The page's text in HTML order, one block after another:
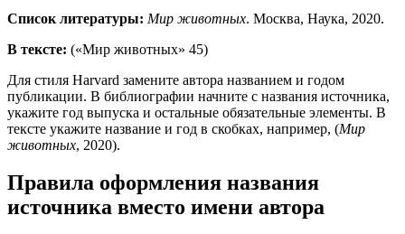
Список литературы: Мир животных. Москва, Наука, 2020.
В тексте: («Мир животных» 45)
Для стиля Harvard замените автора названием и годом
публикации. В библиографии начните с названия источника,
укажите год выпуска и остальные обязательные элементы. В
тексте укажите название и год в скобках, например, (Мир
животных, 2020).
Правила оформления названия
источника вместо имени автора